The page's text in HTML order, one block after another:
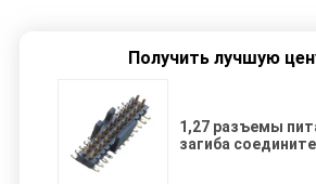
Получить лучшую
1,27 разъемы
загиба